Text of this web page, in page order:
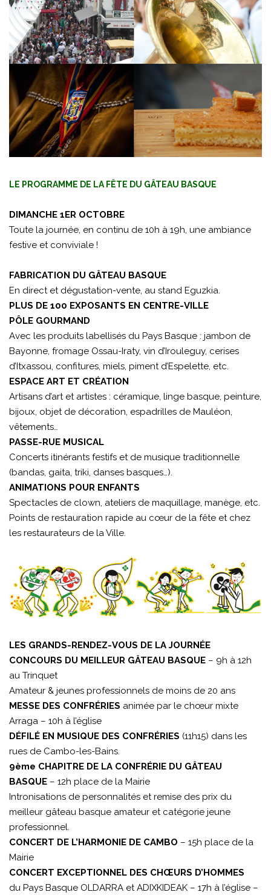
LE PROGRAMME DE LA FÊTE DU GÂTEAU BASQUE
DIMANCHE 1ER OCTOBRE
Toute la journée, en continu de 10h à 19h, une ambiance
festive et conviviale !
FABRICATION DU GÂTEAU BASQUE
En direct et dégustation-vente, au stand Eguzkia.
PLUS DE 100 EXPOSANTS EN CENTRE-VILLE
PÔLE GOURMAND
Avec les produits labellisés du Pays Basque : jambon de
Bayonne, fromage Ossau-Iraty, vin d’Irouleguy, cerises
d’Itxassou, confitures, miels, piment d’Espelette, etc.
ESPACE ART ET CRÉATION
Artisans d’art et artistes : céramique, linge basque, peinture,
bijoux, objet de décoration, espadrilles de Mauléon,
vêtements…
PASSE-RUE MUSICAL
Concerts itinérants festifs et de musique traditionnelle
(bandas, gaita, triki, danses basques…).
ANIMATIONS POUR ENFANTS
Spectacles de clown, ateliers de maquillage, manège, etc.
Points de restauration rapide au cœur de la fête et chez
les restaurateurs de la Ville.
LES GRANDS-RENDEZ-VOUS DE LA JOURNÉE
CONCOURS DU MEILLEUR GÂTEAU BASQUE – 9h à 12h
au Trinquet
Amateur & jeunes professionnels de moins de 20 ans
MESSE DES CONFRÉRIES animée par le chœur mixte
Arraga – 10h à l’église
DÉFILÉ EN MUSIQUE DES CONFRÉRIES (11h15) dans les
rues de Cambo-les-Bains.
9ème CHAPITRE DE LA CONFRÉRIE DU GÂTEAU
BASQUE – 12h place de la Mairie
Intronisations de personnalités et remise des prix du
meilleur gâteau basque amateur et catégorie jeune
professionnel.
CONCERT DE L’HARMONIE DE CAMBO – 15h place de la
Mairie
CONCERT EXCEPTIONNEL DES CHŒURS D’HOMMES
du Pays Basque OLDARRA et ADIXKIDEAK – 17h à l’église –